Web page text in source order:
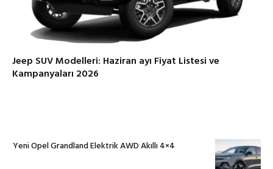
Jeep SUV Modelleri: Haziran ayı Fiyat Listesi ve
Kampanyaları 2026
Yeni Opel Grandland Elektrik AWD Akıllı 4×4